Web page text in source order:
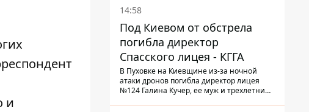
и
14:58
Под Киевом от обстрела
погибла директор
Спасского лицея - КГГА
В Пуховке на Киевщине из-за ночной
атаки дронов погибла директор лицея
№124 Галина Кучер, ее муж и трехлетний